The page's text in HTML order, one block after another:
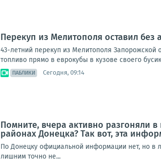
Перекуп из Мелитополя оставил без
43-летний перекуп из Мелитополя Запорожской
топливо прямо в еврокубы в кузове своего
ПАБЛИКИ Сегодня, 09:14
Помните, вчера активно разгоняли
районах Донецка? Так вот, эта
По Донецку официальной информации нет, но в
лишним точно не...